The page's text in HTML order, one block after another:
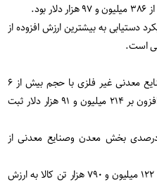
دستیابی به بیشترین ارزش افزوده از
است.
همچنین در ۱۰ ماهه امسال صادرات صنایع معدنی غیر فلزی با حجم بیش از ۶
میلیون و ۱۷۳ هزار تن بود که ارزش آن افزون بر ۲۱۴ میلیون و ۹۱ هزار دلار ثبت
پیشین گویای سهم حدود ۲۰ درصدی بخش معدن وصنایع معدنی از
ایران در مجموع ۱۰ ماهه امسال به میزان ۱۲۲ میلیون و ۷۹۰ هزار تن کالا به ارزش